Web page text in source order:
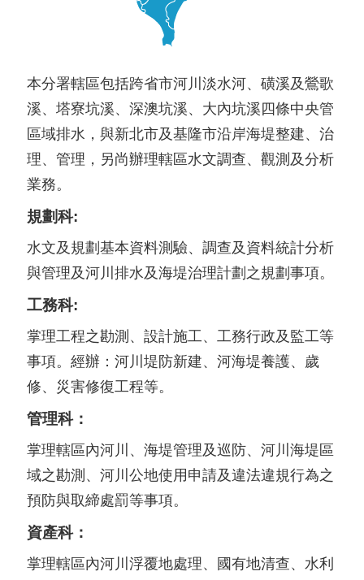
本分署轄區包括跨省市河川淡水河、磺溪及鶯歌
溪、塔寮坑溪、深澳坑溪、大內坑溪四條中央管
區域排水，與新北市及基隆市沿岸海堤整建、治
理、管理，另尚辦理轄區水文調查、觀測及分析
業務。
規劃科:
水文及規劃基本資料測驗、調查及資料統計分析
與管理及河川排水及海堤治理計劃之規劃事項。
工務科:
掌理工程之勘測、設計施工、工務行政及監工等
事項。經辦：河川堤防新建、河海堤養護、歲
修、災害修復工程等。
管理科：
掌理轄區內河川、海堤管理及巡防、河川海堤區
域之勘測、河川公地使用申請及違法違規行為之
預防與取締處罰等事項。
資產科：
掌理轄區內河川浮覆地處理、國有地清查、水利